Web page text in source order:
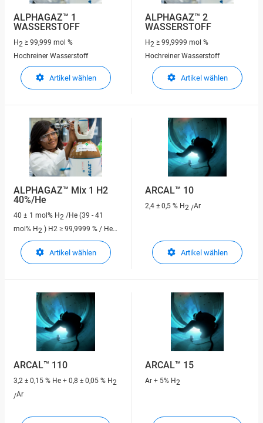
ALPHAGAZ™ 1
WASSERSTOFF
H2 ≥ 99,999 mol %
Hochreiner Wasserstoff
Artikel wählen
ALPHAGAZ™ 2
WASSERSTOFF
H2 ≥ 99,9999 mol %
Hochreiner Wasserstoff
Artikel wählen
ALPHAGAZ™ Mix 1 H2
40%/He
40 ± 1mol% H2 /He (39 - 41
mol% H2 ) H2 ≥ 99,9999 % / He ≥
99,9999 %
Artikel wählen
ARCAL™ 10
2,4 ± 0,5 % H2 /Ar
Artikel wählen
ARCAL™ 110
3,2 ± 0,15 % He + 0,8 ± 0,05 % H2
/Ar
ARCAL™ 15
Ar + 5% H2